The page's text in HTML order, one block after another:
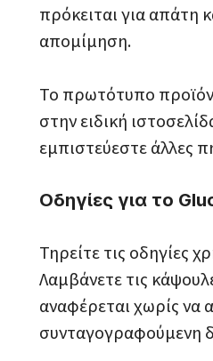
πρόκειται για απάτη
απομίμηση.
Το πρωτότυπο
στην ειδική
εμπιστεύεστε άλλες
Οδηγίες για το
Τηρείτε τις οδηγίες
Λαμβάνετε τις
αναφέρεται χωρίς να
συνταγογραφούμενη